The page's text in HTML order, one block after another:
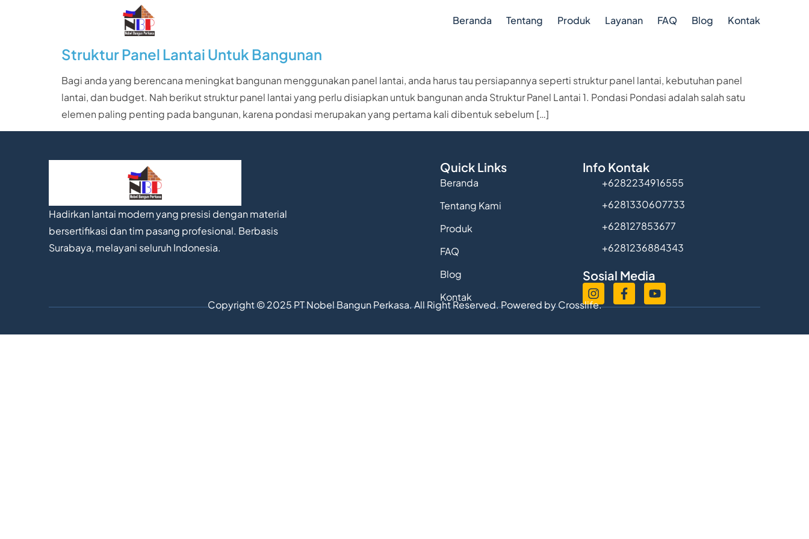
Beranda Tentang Produk Layanan FAQ Blog Kontak
Struktur Panel Lantai Untuk Bangunan
Bagi anda yang berencana meningkat bangunan menggunakan panel lantai, anda harus tau persiapannya seperti struktur panel lantai, kebutuhan panel
lantai, dan budget. Nah berikut struktur panel lantai yang perlu disiapkan untuk bangunan anda Struktur Panel Lantai 1. Pondasi Pondasi adalah salah satu
elemen paling penting pada bangunan, karena pondasi merupakan yang pertama kali dibentuk sebelum […]
Hadirkan lantai modern yang presisi dengan material
bersertifikasi dan tim pasang profesional. Berbasis
Surabaya, melayani seluruh Indonesia.
Quick Links
Beranda
Tentang Kami
Produk
FAQ
Blog
Kontak
Info Kontak
+6282234916555
+6281330607733
+628127853677
+6281236884343
Sosial Media
Copyright © 2025 PT Nobel Bangun Perkasa. All Right Reserved. Powered byCrosslife.